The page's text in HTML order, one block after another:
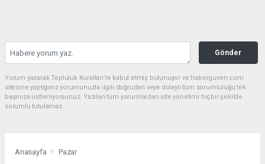
Gönder
Yorum yazarak Topluluk Kuralları’nı kabul etmiş bulunuyor ve haberguven.com
sitesine yaptığınız yorumunuzla ilgili doğrudan veya dolaylı tüm sorumluluğu tek
başınıza üstleniyorsunuz. Yazılan tüm yorumlardan site yönetimi hiçbir şekilde
sorumlu tutulamaz.
Anasayfa Pazar